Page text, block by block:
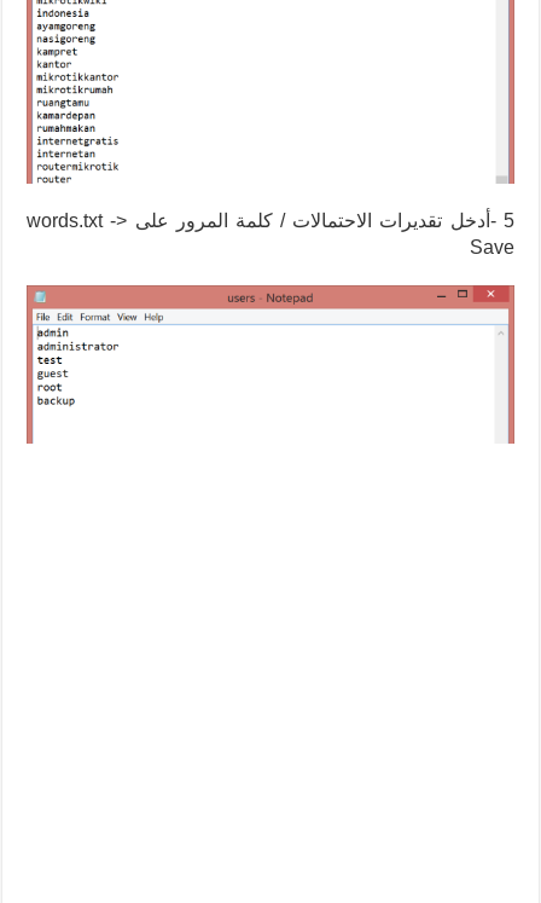
5 -أدخل تقديرات الاحتمالات / كلمة المرور على words.txt ->
Save